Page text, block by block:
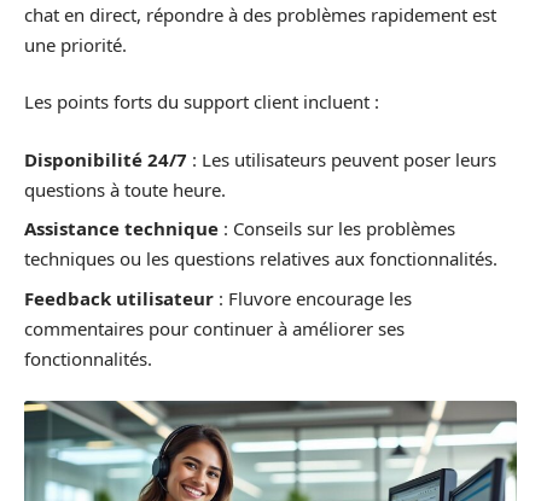
chat en direct, répondre à des problèmes rapidement est
une priorité.
Les points forts du support client incluent :
Disponibilité 24/7 : Les utilisateurs peuvent poser leurs
questions à toute heure.
Assistance technique : Conseils sur les problèmes
techniques ou les questions relatives aux fonctionnalités.
Feedback utilisateur : Fluvore encourage les
commentaires pour continuer à améliorer ses
fonctionnalités.